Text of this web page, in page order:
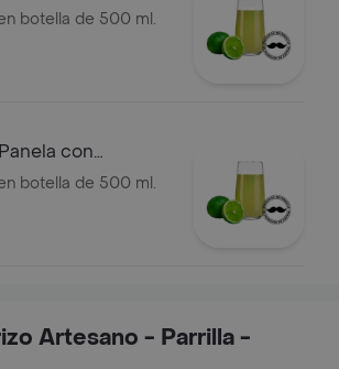
botella de 500 ml.
con
mlbotella de 500 ml.
Artesano - Parrilla -